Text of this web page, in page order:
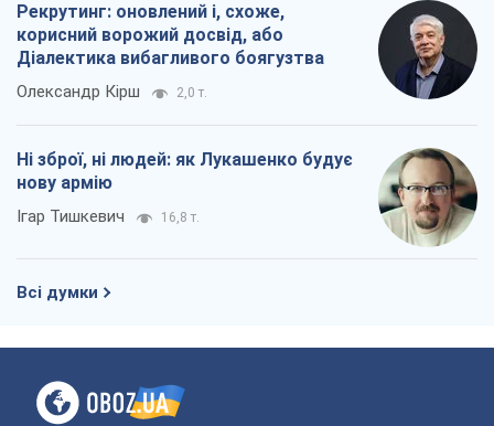
Рекрутинг: оновлений і, схоже,
корисний ворожий досвід, або
Діалектика вибагливого боягузтва
Олександр Кірш 2,0 т.
Ні зброї, ні людей: як Лукашенко будує
нову армію
Ігар Тишкевич 16,8 т.
Всі думки